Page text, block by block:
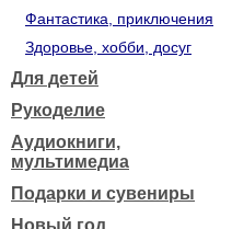
Фантастика, приключения
Здоровье, хобби, досуг
Для детей
Рукоделие
Аудиокниги,
мультимедиа
Подарки и сувениры
Новый год